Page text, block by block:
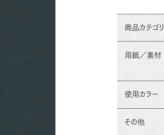
商品カテゴリ
用紙／素材
使用カラー
その他